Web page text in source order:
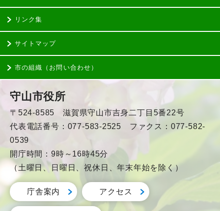
リンク集
サイトマップ
市の組織（お問い合わせ）
守山市役所
〒524-8585 滋賀県守山市吉身二丁目5番22号
代表電話番号：077-583-2525 ファクス：077-582-
0539
開庁時間：9時～16時45分
（土曜日、日曜日、祝休日、年末年始を除く）
庁舎案内 アクセス